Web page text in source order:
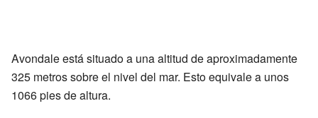
Avondale está situado a una altitud de aproximadamente
325 metros sobre el nivel del mar. Esto equivale a unos
1066 pies de altura.